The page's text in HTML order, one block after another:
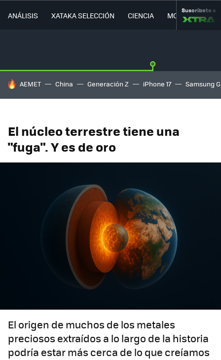
ANÁLISIS XATAKA SELECCIÓN CIENCIA MOVILIDAD
Suscríbete a
HOY SE HABLA DE
AEMET China Generación Z iPhone 17 Samsung
El núcleo terrestre tiene una
"fuga". Y es de oro
El origen de muchos de los metales
preciosos extraídos a lo largo de la historia
podría estar más cerca de lo que creíamos